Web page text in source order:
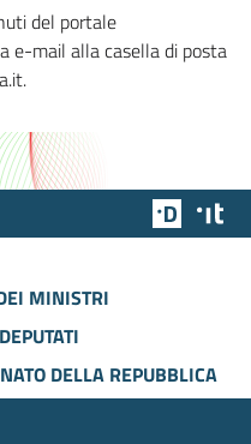
del portale
e-mail alla casella di posta
.it.
Team
MINISTRI
DELLA REPUBBLICA